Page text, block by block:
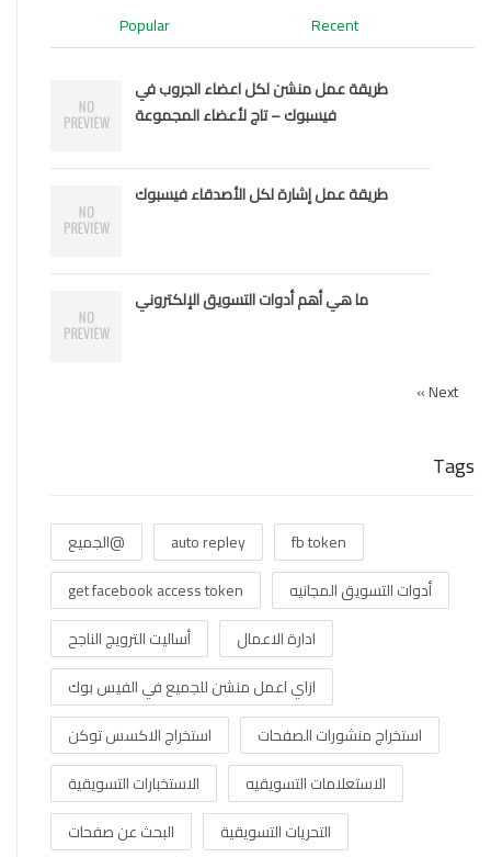
Popular Recent
طريقة عمل منشن لكل اعضاء الجروب في
فيسبوك – تاج لأعضاء المجموعة
طريقة عمل إشارة لكل الأصدقاء فيسبوك
ما هي أهم أدوات التسويق الإلكتروني
Next »
Tags
@الجميع auto repley
fb token
get facebook access token
أدوات التسويق المجانيه
أساليت الترويج الناجح
ادارة الاعمال
ازاي اعمل منشن للجميع في الفيس بوك
استخراج الاكسس توكن
استخراج منشورات الصفحات
الاستخبارات التسويقية
الاستعلامات التسويقيه
البحث عن صفحات
التحريات التسويقية